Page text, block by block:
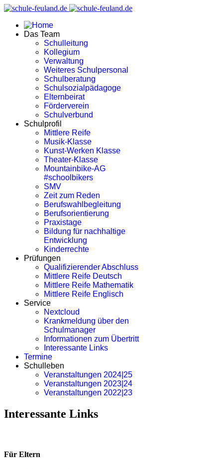
Das Team
Schulleitung
Kollegium
Verwaltung
Weiteres Schulpersonal
Schulberatung
Schulsozialpädagoge
Elternbeirat
Förderverein
Schulverbund
Schulprofil
Mittlere Reife
Musik-Klasse
Kunst-Werken Klasse
Theater-Klasse
Mountainbike-AG
#schoolbikers
SMV
Zeit zum Reden
Berufswahlbegleitung
Berufsorientierung
Praxistage
Bildung für nachhaltige
Entwicklung
Kinderrechte
Prüfungen
Qualifizierender Abschluss
Mittlere Reife Deutsch
Mittlere Reife Mathematik
Mittlere Reife Englisch
Service
Nextcloud
Krankmeldung über den
Schulmanager
Informationen zum Übertritt
Interessante Links
Termine
Schulleben
Veranstaltungen 2024|25
Veranstaltungen 2023|24
Veranstaltungen 2022|23
Interessante Links
Für Eltern